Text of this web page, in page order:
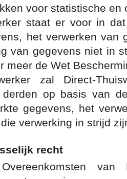
voor statistische en
staat er voor in
het verwerken van
van gegevens niet in
meer de Wet
zal Direct-
derden op basis van
gegevens, het
verwerking in strijd
recht
van